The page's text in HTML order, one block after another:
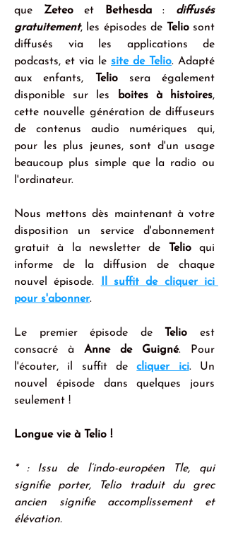
que Zeteo et Bethesda : diffusés
gratuitement, les épisodes de Telio sont
diffusés via les applications de
podcasts, et via le site de Telio. Adapté
aux enfants,
Telio sera également
disponible sur les
boites à histoires,
cette nouvelle génération de diffuseurs
de contenus audio numériques qui,
pour les plus jeunes, sont d'un usage
beaucoup plus simple que la radio ou
l'ordinateur.
Nous mettons dès maintenant à votre
disposition un service d'abonnement
gratuit à la newsletter de
Telio qui
informe de la diffusion de chaque
nouvel épisode.
Il suffit de cliquer ici
pour s'abonner.
Le premier épisode de Telio est
consacré à Anne de Guigné. Pour
l'écouter, il suffit de cliquer ici. Un
nouvel épisode dans quelques jours
seulement !
Longue vie à Telio !
* : Issu de l’indo-européen Tle, qui
signifie porter, Telio traduit du grec
ancien signifie accomplissement et
élévation.